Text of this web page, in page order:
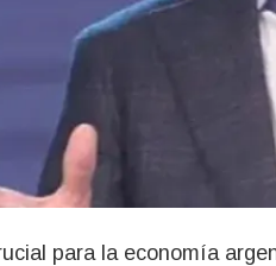
para la economía